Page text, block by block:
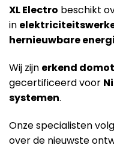
XL Electro beschikt
in
hernieuwbare
Wij zijn erkend
gecertificeerd voor
systemen.
Onze specialisten
over de nieuwste